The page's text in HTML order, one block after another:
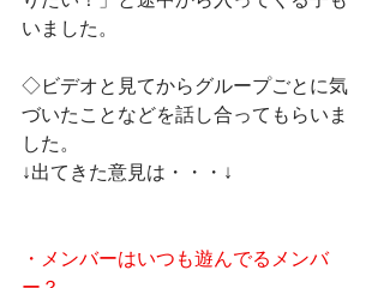
いました。
◇ビデオと見てからグループごとに気
づいたことなどを話し合ってもらいま
した。
↓出てきた意見は・・・↓
・メンバーはいつも遊んでるメンバ